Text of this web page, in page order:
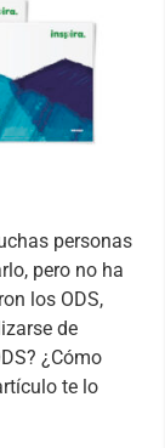
personas
pero no ha
los ODS,
de
¿Cómo
te lo